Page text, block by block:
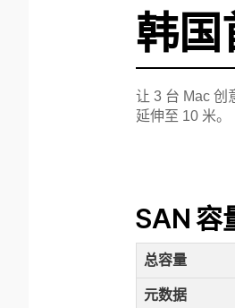
韩国
让 3 台 Mac 创
延伸至 10 米。
SAN 容
总容量
元数据